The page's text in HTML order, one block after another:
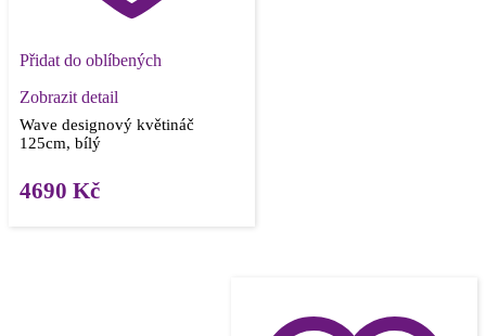
Přidat do oblíbených
Zobrazit detail
Wave designový květináč
125cm, bílý
4690 Kč